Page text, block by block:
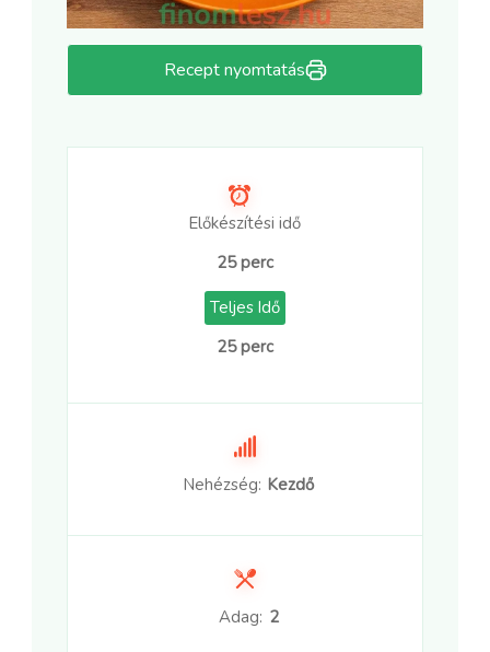
Recept nyomtatás
Előkészítési idő
25 perc
Teljes Idő
25 perc
Nehézség: Kezdő
Adag: 2